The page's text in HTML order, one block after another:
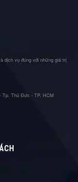
dịch vụ đúng với những giá trị
Tp. Thủ Đức - TP. HCM